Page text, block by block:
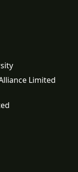
Limited